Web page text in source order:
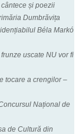
și poezii
Dumbrăvița
Béla Markó
uscate NU vor fi
tocare a crengilor –
Național de
de Cultură din